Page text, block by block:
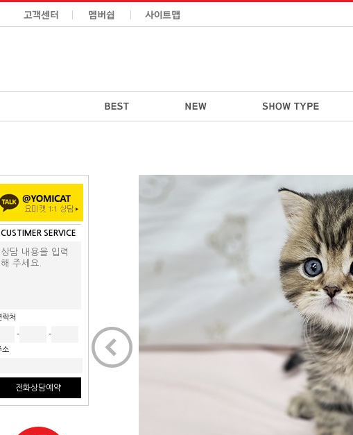
CUSTIMER SERVICE
락처
-
-
소
전화상담예약
사업부보기